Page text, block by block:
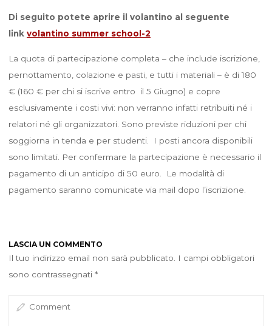
Di seguito potete aprire il volantino al seguente
link volantino summer school-2
La quota di partecipazione completa – che include iscrizione,
pernottamento, colazione e pasti, e tutti i materiali – è di 180
€ (160 € per chi si iscrive entro il 5 Giugno) e copre
esclusivamente i costi vivi: non verranno infatti retribuiti né i
relatori né gli organizzatori. Sono previste riduzioni per chi
soggiorna in tenda e per studenti. I posti ancora disponibili
sono limitati. Per confermare la partecipazione è necessario il
pagamento di un anticipo di 50 euro. Le modalità di
pagamento saranno comunicate via mail dopo l’iscrizione.
LASCIA UN COMMENTO
Il tuo indirizzo email non sarà pubblicato.
I campi obbligatori
sono contrassegnati *